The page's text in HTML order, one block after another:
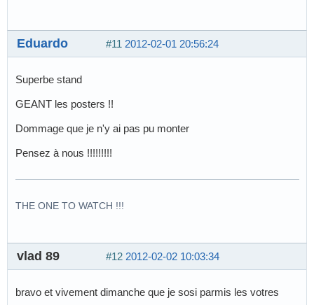
#11 2012-02-01 20:56:24
Eduardo
Superbe stand
GEANT les posters !!
Dommage que je n'y ai pas pu monter
Pensez à nous !!!!!!!!!
THE ONE TO WATCH !!!
#12 2012-02-02 10:03:34
vlad 89
bravo et vivement dimanche que je sosi parmis les votres